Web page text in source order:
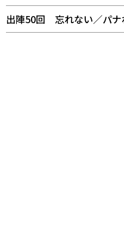
出陣50回 忘れない／パ